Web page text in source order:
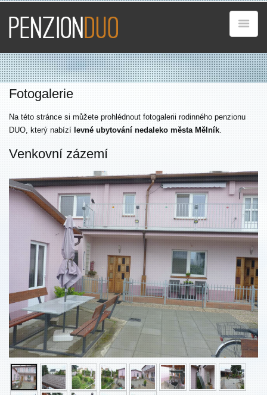
Fotogalerie
Na této stránce si můžete prohlédnout fotogalerii rodinného penzionu
DUO, který nabízí levné ubytování nedaleko města Mělník.
Venkovní zázemí